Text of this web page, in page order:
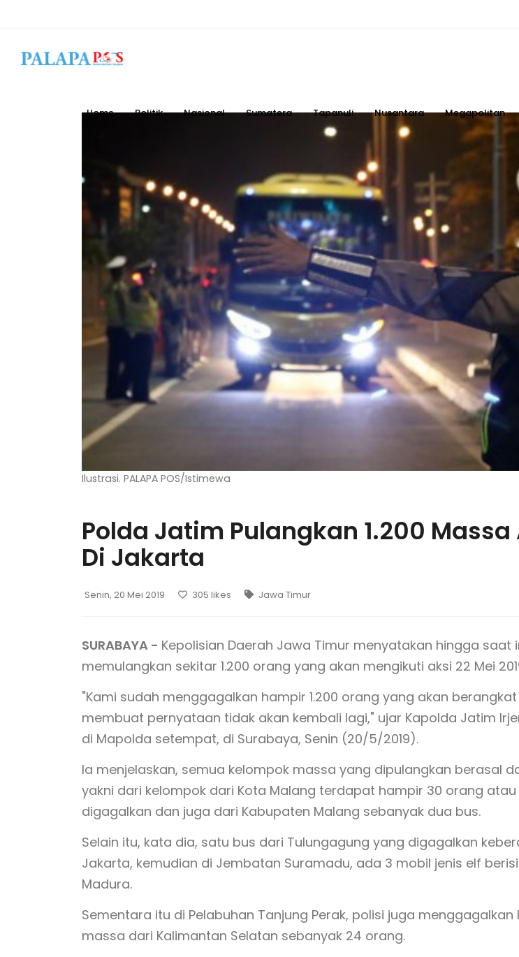
Home Politik Nasional Sumatera Tapanuli Nusantara Megapolitan
Ilustrasi. PALAPA POS/Istimewa
Polda Jatim Pulangkan 1.200 Massa
Di Jakarta
Senin, 20 Mei 2019 305 likes Jawa Timur
SURABAYA - Kepolisian Daerah Jawa Timur menyatakan hingga saat
memulangkan sekitar 1.200 orang yang akan mengikuti aksi 22 Mei
"Kami sudah menggagalkan hampir 1.200 orang yang akan
membuat pernyataan tidak akan kembali lagi," ujar Kapolda Jatim
di Mapolda setempat, di Surabaya, Senin (20/5/2019).
Ia menjelaskan, semua kelompok massa yang dipulangkan berasal
yakni dari kelompok dari Kota Malang terdapat hampir 30 orang
digagalkan dan juga dari Kabupaten Malang sebanyak dua bus.
Selain itu, kata dia, satu bus dari Tulungagung yang digagalkan
Jakarta, kemudian di Jembatan Suramadu, ada 3 mobil jenis elf
Madura.
Sementara itu di Pelabuhan Tanjung Perak, polisi juga
massa dari Kalimantan Selatan sebanyak 24 orang.